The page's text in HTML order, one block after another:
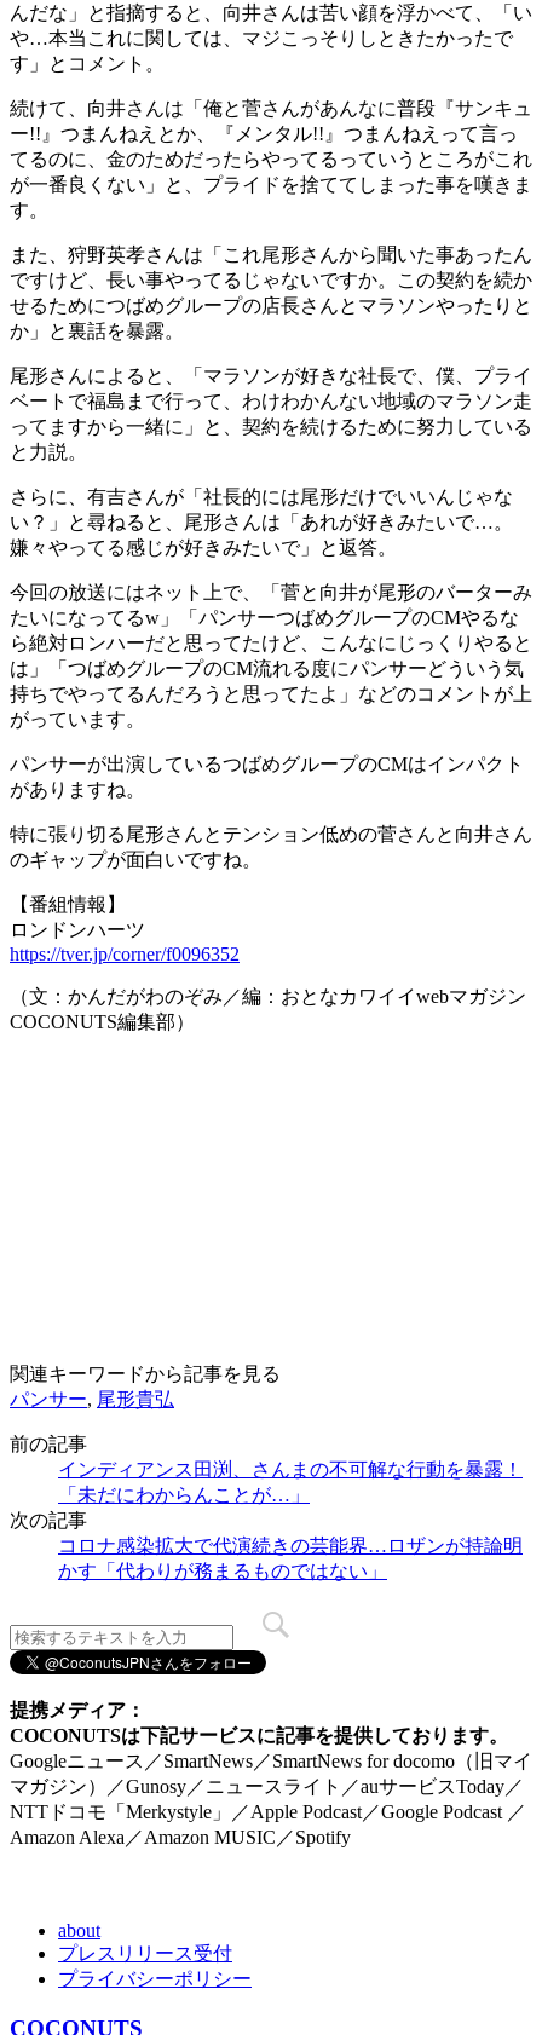
んだな」と指摘すると、向井さんは苦い顔を浮かべて、「い
や…本当これに関しては、マジこっそりしときたかったで
す」とコメント。
続けて、向井さんは「俺と菅さんがあんなに普段『サンキュ
ー!!』つまんねえとか、『メンタル!!』つまんねえって言っ
てるのに、金のためだったらやってるっていうところがこれ
が一番良くない」と、プライドを捨ててしまった事を嘆きま
す。
また、狩野英孝さんは「これ尾形さんから聞いた事あったん
ですけど、長い事やってるじゃないですか。この契約を続か
せるためにつばめグループの店長さんとマラソンやったりと
か」と裏話を暴露。
尾形さんによると、「マラソンが好きな社長で、僕、プライ
ベートで福島まで行って、わけわかんない地域のマラソン走
ってますから一緒に」と、契約を続けるために努力している
と力説。
さらに、有吉さんが「社長的には尾形だけでいいんじゃな
い？」と尋ねると、尾形さんは「あれが好きみたいで…。
嫌々やってる感じが好きみたいで」と返答。
今回の放送にはネット上で、「菅と向井が尾形のバーターみ
たいになってるw」「パンサーつばめグループのCMやるな
ら絶対ロンハーだと思ってたけど、こんなにじっくりやると
は」「つばめグループのCM流れる度にパンサーどういう気
持ちでやってるんだろうと思ってたよ」などのコメントが上
がっています。
パンサーが出演しているつばめグループのCMはインパクト
がありますね。
特に張り切る尾形さんとテンション低めの菅さんと向井さん
のギャップが面白いですね。
【番組情報】
ロンドンハーツ
https://tver.jp/corner/f0096352
（文：かんだがわのぞみ／編：おとなカワイイwebマガジン
COCONUTS編集部）
関連キーワードから記事を見る
パンサー, 尾形貴弘
前の記事
インディアンス田渕、さんまの不可解な行動を暴露！
「未だにわからんことが…」
次の記事
コロナ感染拡大で代演続きの芸能界…ロザンが持論明
かす「代わりが務まるものではない」
提携メディア：
COCONUTSは下記サービスに記事を提供しております。
Googleニュース／SmartNews／SmartNews for docomo（旧マイ
マガジン）／Gunosy／ニュースライト／auサービスToday／
NTTドコモ「Merkystyle」／Apple Podcast／Google Podcast ／
Amazon Alexa／Amazon MUSIC／Spotify
about
プレスリリース受付
プライバシーポリシー
COCONUTS